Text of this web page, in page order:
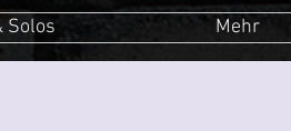
Solos Mehr